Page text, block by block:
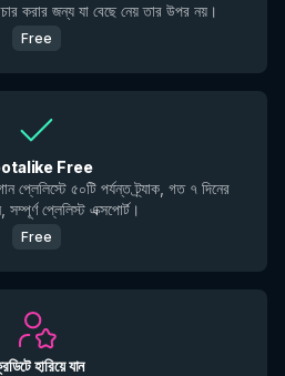
করার জন্য যা বেছে নেয় তার উপর নয়।
Free
Free
প্লেলিস্টে ৫০টি পর্যন্ত ট্র্যাক, গত ৭ দিনের
সম্পূর্ণ প্লেলিস্ট এক্সপোর্ট।
Free
হারিয়ে যান